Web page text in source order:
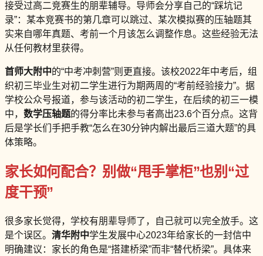
接受过高二竞赛生的朋辈辅导。导师会分享自己的“踩坑记
录”：某本竞赛书的第几章可以跳过、某次模拟赛的压轴题其
实来自哪年真题、考前一个月该怎么调整作息。这些经验无法
从任何教材里获得。
首师大附中的“中考冲刺营”则更直接。该校2022年中考后，组
织初三毕业生对初二学生进行为期两周的“考前经验接力”。据
学校公众号报道，参与该活动的初二学生，在后续的初三一模
中， 数学压轴题的得分率比未参与者高出23.6个百分点。这背
后是学长们手把手教“怎么在30分钟内解出最后三道大题”的具
体策略。
家长如何配合？别做“甩手掌柜”也别“过
度干预”
很多家长觉得，学校有朋辈导师了，自己就可以完全放手。这
是个误区。 清华附中学生发展中心2023年给家长的一封信中
明确建议：家长的角色是“搭建桥梁”而非“替代桥梁”。具体来